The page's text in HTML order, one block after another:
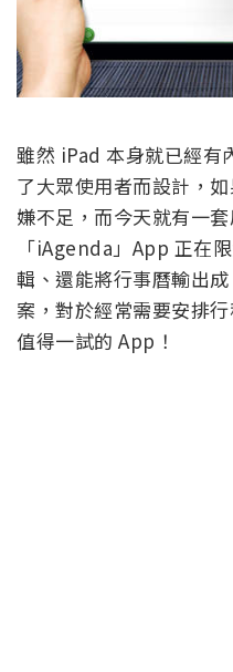
雖然 iPad 本身就已經有
了大眾使用者而設計，
嫌不足，而今天就有一
「iAgenda」App 正在
輯、還能將行事曆輸出
案，對於經常需要安排
值得一試的 App！